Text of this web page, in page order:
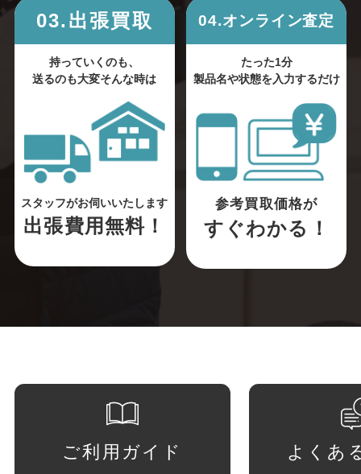
03.出張買取
持っていくのも、
送るのも大変そんな時は
スタッフがお伺いいたします
出張費用無料！
04.オンライン査定
たった1分
製品名や状態を入力するだけ
参考買取価格が
すぐわかる！
ご利用ガイド よくあ